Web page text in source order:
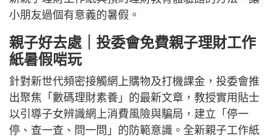
小朋友過個有意義的暑假。
親子好去處｜投委會免費親子理財工作
紙暑假啱玩
針對新世代頻密接觸網上購物及打機課金，投委會推
出聚焦「數碼理財素養」的最新文章，教授實用貼士
以引導子女辨識網上消費風險與騙局，建立「停一
停、查一查、問一問」的防範意識。全新親子工作紙